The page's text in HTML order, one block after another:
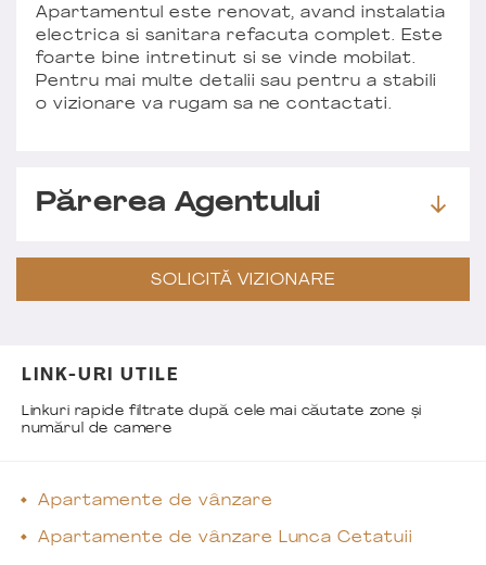
Apartamentul este renovat, avand instalatia
electrica si sanitara refacuta complet. Este
foarte bine intretinut si se vinde mobilat.
Pentru mai multe detalii sau pentru a stabili
o vizionare va rugam sa ne contactati.
Părerea Agentului
SOLICITĂ VIZIONARE
LINK-URI UTILE
Linkuri rapide filtrate după cele mai căutate zone și
numărul de camere
Apartamente de vânzare
Apartamente de vânzare Lunca Cetatuii